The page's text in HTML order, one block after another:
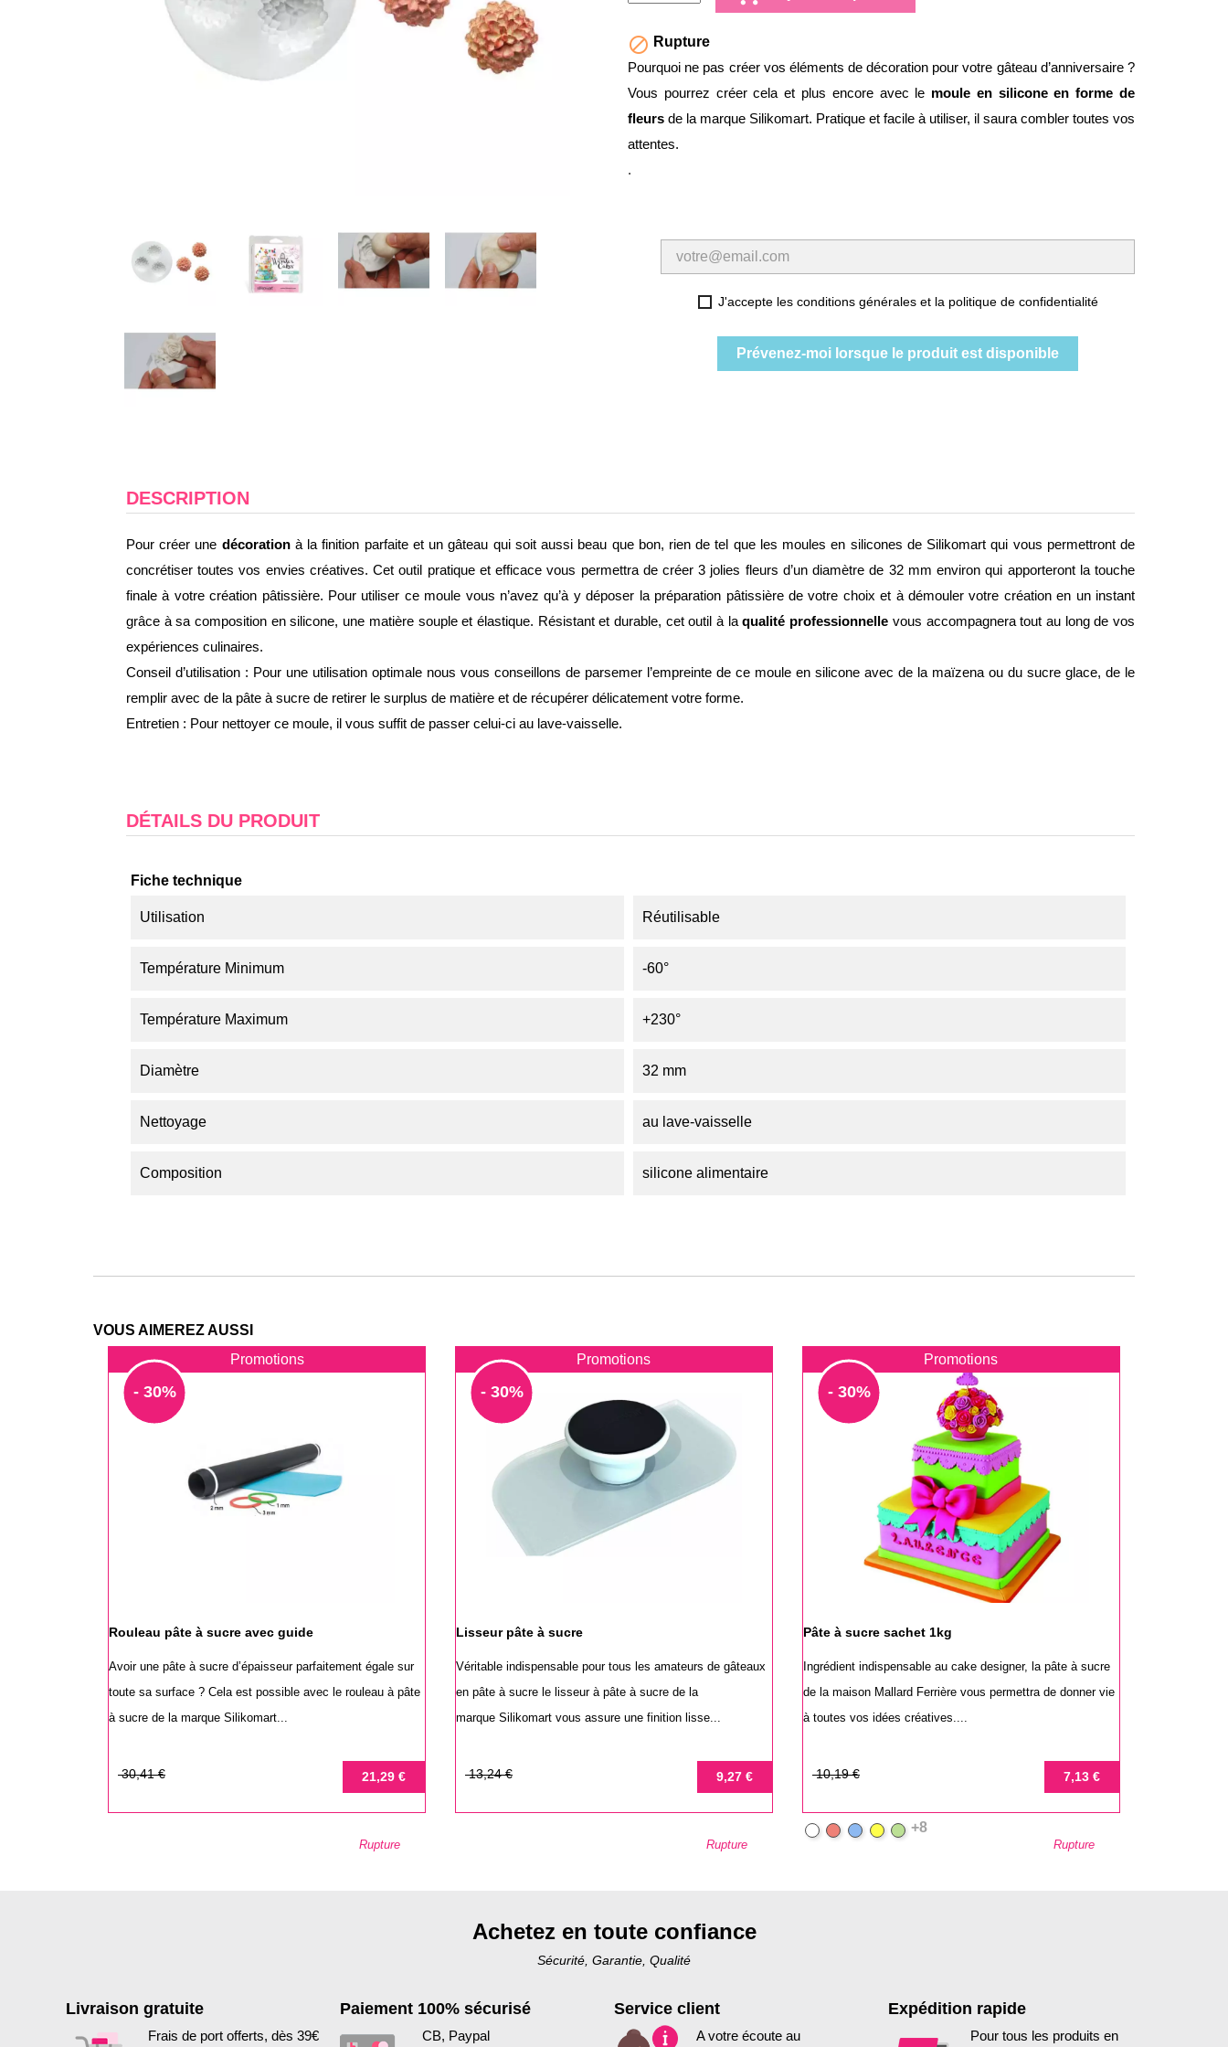
 Rupture
Pourquoi ne pas créer vos éléments de décoration pour votre gâteau d’anniversaire ?
Vous pourrez créer cela et plus encore avec le moule en silicone en forme de
fleurs de la marque Silikomart. Pratique et facile à utiliser, il saura combler toutes vos
attentes.
.
J'accepte les conditions générales et la politique de confidentialité
Prévenez-moi lorsque le produit est disponible
DESCRIPTION
Pour créer une décoration à la finition parfaite et un gâteau qui soit aussi beau que bon, rien de tel que les moules en silicones de Silikomart qui vous permettront de
concrétiser toutes vos envies créatives. Cet outil pratique et efficace vous permettra de créer 3 jolies fleurs d’un diamètre de 32 mm environ qui apporteront la touche
finale à votre création pâtissière. Pour utiliser ce moule vous n’avez qu’à y déposer la préparation pâtissière de votre choix et à démouler votre création en un instant
grâce à sa composition en silicone, une matière souple et élastique. Résistant et durable, cet outil à laqualité professionnelle vous accompagnera tout au long de vos
expériences culinaires.
Conseil d’utilisation : Pour une utilisation optimale nous vous conseillons de parsemer l’empreinte de ce moule en silicone avec de la maïzena ou du sucre glace, de le
remplir avec de la pâte à sucre de retirer le surplus de matière et de récupérer délicatement votre forme.
Entretien : Pour nettoyer ce moule, il vous suffit de passer celui-ci au lave-vaisselle.
DÉTAILS DU PRODUIT
Fiche technique
Utilisation Réutilisable
Température Minimum -60°
Température Maximum +230°
Diamètre 32 mm
Nettoyage au lave-vaisselle
Composition silicone alimentaire
VOUS AIMEREZ AUSSI
Promotions
- 30%
Rouleau pâte à sucre avec guide
Avoir une pâte à sucre d’épaisseur parfaitement égale sur
toute sa surface ? Cela est possible avec le rouleau à pâte
à sucre de la marque Silikomart...
Prix
30,41 €
Prix 21,29 €
Rupture
Promotions
- 30%
Lisseur pâte à sucre
Véritable indispensable pour tous les amateurs de gâteaux
en pâte à sucre le lisseur à pâte à sucre de la
marque Silikomart vous assure une finition lisse...
Prix
13,24 €
Prix 9,27 €
Rupture
Promotions
- 30%
Pâte à sucre sachet 1kg
Ingrédient indispensable au cake designer, la pâte à sucre
de la maison Mallard Ferrière vous permettra de donner vie
à toutes vos idées créatives....
Prix
base
10,19 €
Prix 7,13 €
BlancRouge
BleuJauneVert
+8
Rupture
Achetez en toute confiance
Sécurité, Garantie, Qualité
Livraison gratuite
Frais de port offerts, dès 39€
Paiement 100% sécurisé
CB, Paypal
Service client
A votre écoute au
Expédition rapide
Pour tous les produits en